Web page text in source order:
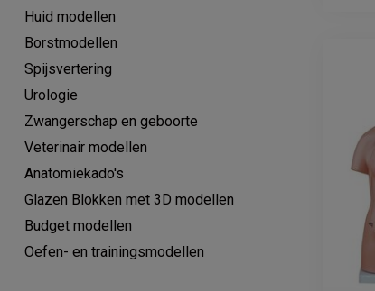
Huid modellen
Borstmodellen
Spijsvertering
Urologie
Zwangerschap en geboorte
Veterinair modellen
Anatomiekado's
Glazen Blokken met 3D modellen
Budget modellen
Oefen- en trainingsmodellen